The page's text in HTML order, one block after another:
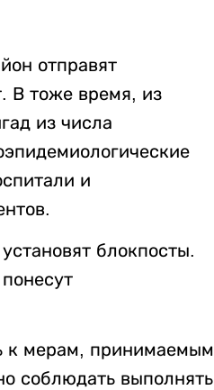
отправят
В тоже время, из
из числа
и
блокпосты.
к мерам, принимаемым
соблюдать выполнять